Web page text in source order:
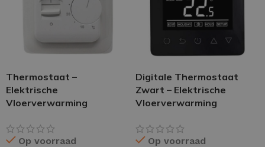
Thermostaat –
Elektrische
Vloerverwarming
Op voorraad
Digitale Thermostaat
Zwart – Elektrische
Vloerverwarming
Op voorraad